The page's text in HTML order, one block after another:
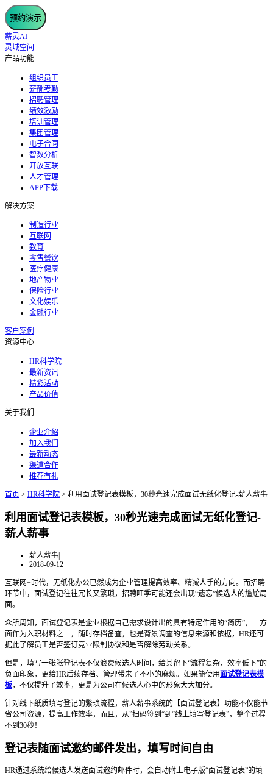
预约演示
薪灵AI
灵域空间
产品功能
组织员工
薪酬考勤
招聘管理
绩效激励
培训管理
集团管理
电子合同
智数分析
开放互联
人才管理
APP下载
解决方案
制造行业
互联网
教育
零售餐饮
医疗健康
地产物业
保险行业
文化娱乐
金融行业
客户案例
资源中心
HR科学院
最新资讯
精彩活动
产品价值
关于我们
企业介绍
加入我们
最新动态
渠道合作
推荐有礼
首页 > HR科学院 > 利用面试登记表模板，30秒光速完成面试无纸化登记-薪人薪事
利用面试登记表模板，30秒光速完成面试无纸化登记-
薪人薪事
薪人薪事|
2018-09-12
互联网+时代，无纸化办公已然成为企业管理提高效率、精减人手的方向。而招聘
环节中，面试登记往往冗长又繁琐，招聘旺季可能还会出现“遗忘”候选人的尴尬局
面。
众所周知，面试登记表是企业根据自己需求设计出的具有特定作用的“简历”，一方
面作为入职材料之一，随时存档备查，也是背景调查的信息来源和依据，HR还可
据此了解员工是否签订竞业限制协议和是否解除劳动关系。
但是，填写一张张登记表不仅浪费候选人时间，给其留下“流程复杂、效率低下”的
负面印象，更给HR后续存档、管理带来了不小的麻烦。如果能使用面试登记表模
板，不仅提升了效率，更是为公司在候选人心中的形象大大加分。
针对线下纸质填写登记的繁琐流程，薪人薪事系统的【面试登记表】功能不仅能节
省公司资源，提高工作效率，而且，从”扫码签到“到“线上填写登记表”，整个过程
不到30秒！
登记表随面试邀约邮件发出，填写时间自由
HR通过系统给候选人发送面试邀约邮件时，会自动附上电子版“面试登记表”的填